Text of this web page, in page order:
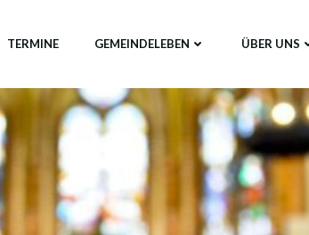
TERMINE GEMEINDELEBEN ÜBER UNS